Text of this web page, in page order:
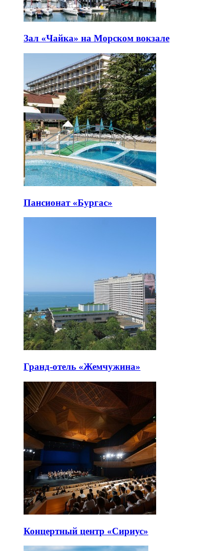
Зал «Чайка» на Морском вокзале
Пансионат «Бургас»
Гранд-отель «Жемчужина»
Концертный центр «Сириус»